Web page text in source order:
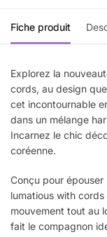
Fiche produit
Explorez la
cords, au design
cet incontournable
dans un mélange
Incarnez le chic
coréenne.
Conçu pour
lumatious with
mouvement tout au
fait le compagnon